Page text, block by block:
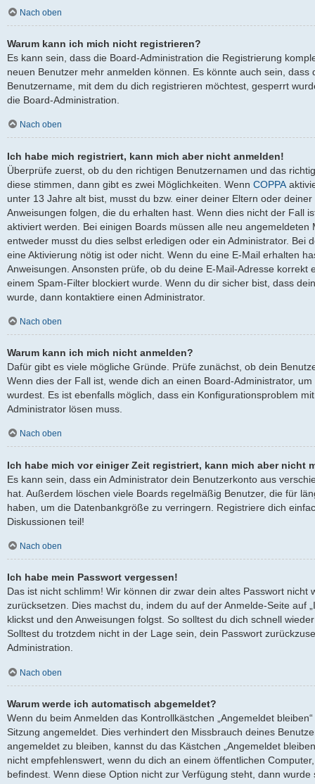
Nach oben
Warum kann ich mich nicht registrieren?
Es kann sein, dass die Board-Administration die Registrierung
neuen Benutzer mehr anmelden können. Es könnte auch sein, dass
Benutzername, mit dem du dich registrieren möchtest, gesperrt
die Board-Administration.
Nach oben
Ich habe mich registriert, kann mich aber nicht anmelden!
Überprüfe zuerst, ob du den richtigen Benutzernamen und das
diese stimmen, dann gibt es zwei Möglichkeiten. Wenn COPPA
unter 13 Jahre alt bist, musst du bzw. einer deiner Eltern oder
Anweisungen folgen, die du erhalten hast. Wenn dies nicht der Fall
aktiviert werden. Bei einigen Boards müssen alle neu
entweder musst du dies selbst erledigen oder ein Administrator. Bei
eine Aktivierung nötig ist oder nicht. Wenn du eine E-Mail erhalten
Anweisungen. Ansonsten prüfe, ob du deine E-Mail-Adresse korrekt
einem Spam-Filter blockiert wurde. Wenn du dir sicher bist, dass
wurde, dann kontaktiere einen Administrator.
Nach oben
Warum kann ich mich nicht anmelden?
Dafür gibt es viele mögliche Gründe. Prüfe zunächst, ob dein
Wenn dies der Fall ist, wende dich an einen Board-Administrator,
wurdest. Es ist ebenfalls möglich, dass ein Konfigurationsproblem
Administrator lösen muss.
Nach oben
Ich habe mich vor einiger Zeit registriert, kann mich aber nicht
Es kann sein, dass ein Administrator dein Benutzerkonto aus
hat. Außerdem löschen viele Boards regelmäßig Benutzer, die für
haben, um die Datenbankgröße zu verringern. Registriere dich
Diskussionen teil!
Nach oben
Ich habe mein Passwort vergessen!
Das ist nicht schlimm! Wir können dir zwar dein altes Passwort nicht
zurücksetzen. Dies machst du, indem du auf der Anmelde-Seite auf
klickst und den Anweisungen folgst. So solltest du dich schnell
Solltest du trotzdem nicht in der Lage sein, dein Passwort
Administration.
Nach oben
Warum werde ich automatisch abgemeldet?
Wenn du beim Anmelden das Kontrollkästchen „Angemeldet
Sitzung angemeldet. Dies verhindert den Missbrauch deines
angemeldet zu bleiben, kannst du das Kästchen „Angemeldet
nicht empfehlenswert, wenn du dich an einem öffentlichen
befindest. Wenn diese Option nicht zur Verfügung steht, dann